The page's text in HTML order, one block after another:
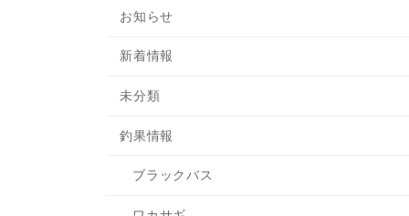
お知らせ
新着情報
未分類
釣果情報
ブラックバス